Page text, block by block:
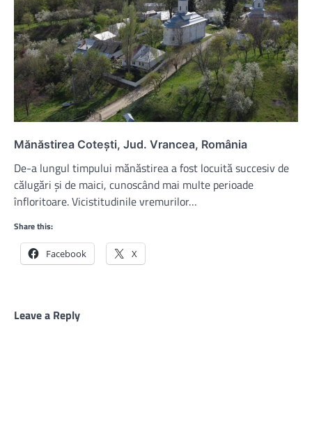
Mănăstirea Cotești, Jud. Vrancea, România
De-a lungul timpului mănăstirea a fost locuită succesiv de
călugări şi de maici, cunoscând mai multe perioade
înfloritoare. Vicistitudinile vremurilor…
Share this:
Facebook X
Leave a Reply